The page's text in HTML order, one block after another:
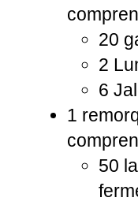
20
2
6
1
50